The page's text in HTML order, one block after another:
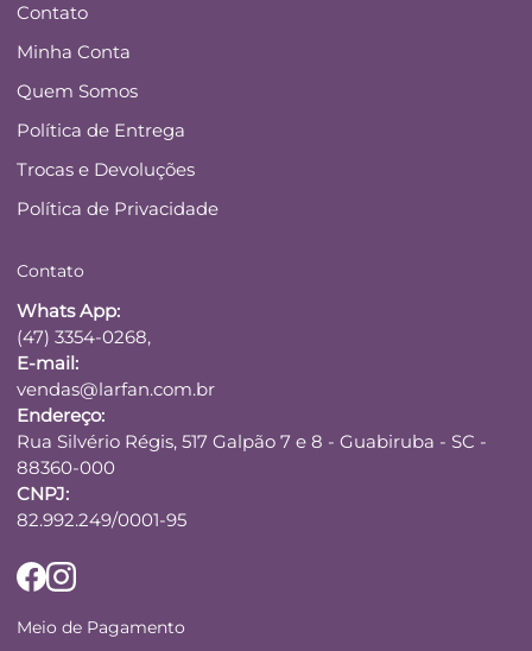
Contato
Minha Conta
Quem Somos
Política de Entrega
Trocas e Devoluções
Política de Privacidade
Contato
Whats App:
(47) 3354-0268,
E-mail:
vendas@larfan.com.br
Endereço:
Rua Silvério Régis, 517 Galpão 7 e 8 - Guabiruba - SC -
88360-000
CNPJ:
82.992.249/0001-95
Meio de Pagamento